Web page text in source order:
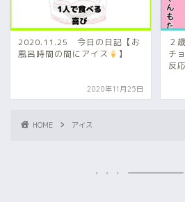
2020.11.25 今日の日記【お
風呂時間の間にアイス
】
2020年11月25日
２
チ
反応
HOME アイス